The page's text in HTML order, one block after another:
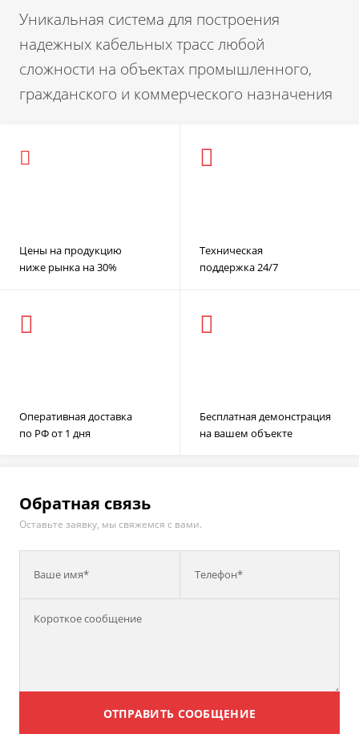
Уникальная система для построения
надежных кабельных трасс любой
сложности на объектах промышленного,
гражданского и коммерческого назначения
Цены на продукцию
ниже рынка на 30%
Техническая
поддержка 24/7
Оперативная доставка
по РФ от 1 дня
Бесплатная демонстрация
на вашем объекте
Обратная связь
Оставьте заявку, мы свяжемся с вами.
Ваше имя* Телефон*
ОТПРАВИТЬ СООБЩЕНИЕ